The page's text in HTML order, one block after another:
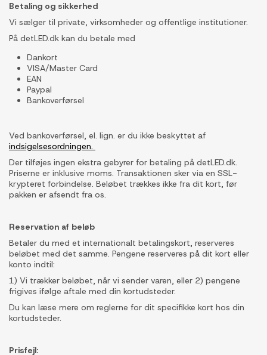
Betaling og sikkerhed
Vi sælger til private, virksomheder og offentlige institutioner.
På detLED.dk kan du betale med
Dankort
VISA/Master Card
EAN
Paypal
Bankoverførsel
Ved bankoverførsel, el. lign. er du ikke beskyttet af
indsigelsesordningen.
Der tilføjes ingen ekstra gebyrer for betaling på detLED.dk.
Priserne er inklusive moms. Transaktionen sker via en SSL-
krypteret forbindelse. Beløbet trækkes ikke fra dit kort, før
pakken er afsendt fra os.
Reservation af beløb
Betaler du med et internationalt betalingskort, reserveres
beløbet med det samme. Pengene reserveres på dit kort eller
konto indtil:
1) Vi trækker beløbet, når vi sender varen, eller 2) pengene
frigives ifølge aftale med din kortudsteder.
Du kan læse mere om reglerne for dit specifikke kort hos din
kortudsteder.
Prisfejl: